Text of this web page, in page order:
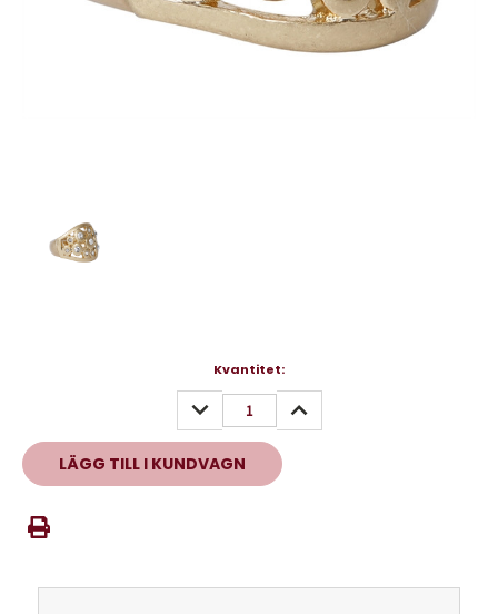
Kvantitet:
MINSKA
KVANTITET:
ÖKA
KVANTITET: